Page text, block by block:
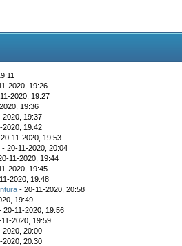
2020, 19:26
2020, 19:27
19:36
2020, 19:37
2020, 19:42
11-2020, 19:53
- 20-11-2020, 20:04
11-2020, 19:44
2020, 19:45
2020, 19:48
- 20-11-2020, 20:58
19:49
20-11-2020, 19:56
2020, 19:59
2020, 20:00
2020, 20:30